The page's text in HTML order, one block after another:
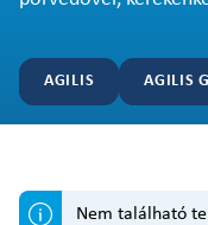
AGILIS AGILIS
Nem található